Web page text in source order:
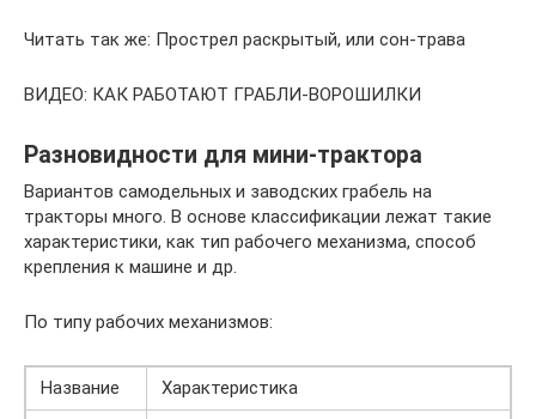
Читать так же: Прострел раскрытый, или сон-трава
ВИДЕО: КАК РАБОТАЮТ ГРАБЛИ-ВОРОШИЛКИ
Разновидности для мини-трактора
Вариантов самодельных и заводских грабель на
тракторы много. В основе классификации лежат такие
характеристики, как тип рабочего механизма, способ
крепления к машине и др.
По типу рабочих механизмов:
Название Характеристика